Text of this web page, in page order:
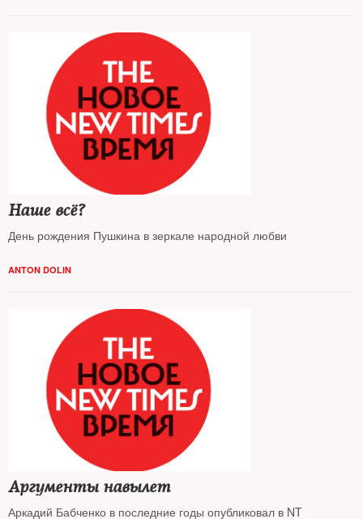
Наше всё?
День рождения Пушкина в зеркале народной любви
ANTON DOLIN
Аргументы навылет
Аркадий Бабченко в последние годы опубликовал в NT